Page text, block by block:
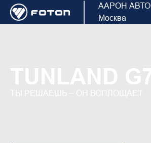
ААРОН АВТО
Москва